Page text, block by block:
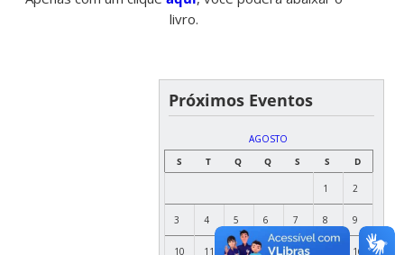
livro.
Próximos Eventos
AGOSTO
S
T Q Q S S D
1 2
3 4 5 6 7 8 9
10 11 12 13 14 16